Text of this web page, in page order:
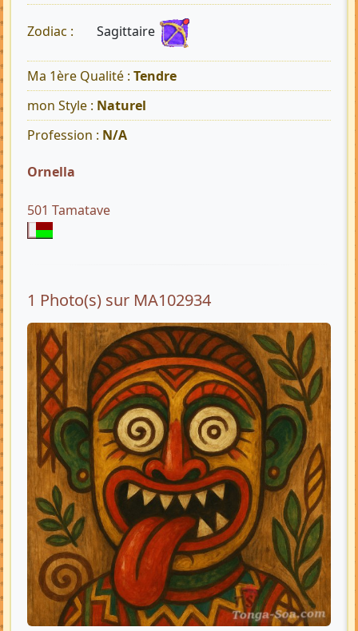
Zodiac : Sagittaire
Ma 1ère Qualité : Tendre
mon Style : Naturel
Profession : N/A
Ornella
501 Tamatave
1 Photo(s) sur MA102934